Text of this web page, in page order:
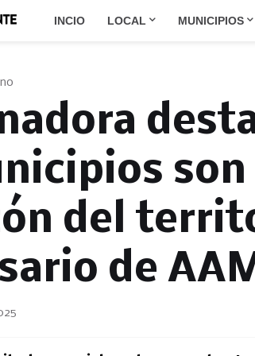
INCIO LOCAL MUNICIPIOS
son
del
de